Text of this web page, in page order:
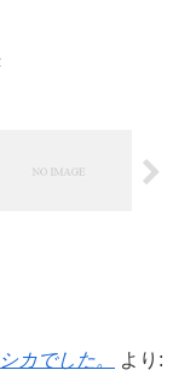
カでした。 より: